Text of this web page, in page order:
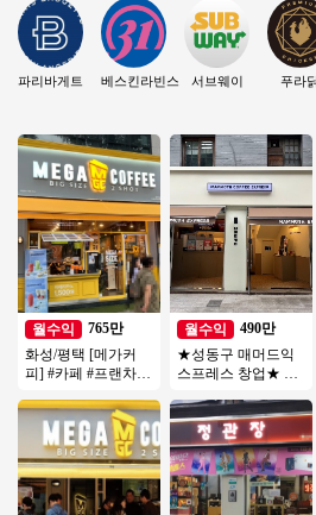
파리바게트 베스킨라빈스 서브웨이 푸라
월수익
765만
화성/평택 [메가커
피] #카페 #프랜차이
#메가커피 #커피창
월수익
490만
★성동구 매머드익
스프레스 창업★ 성
차이 없이 꾸준한 매